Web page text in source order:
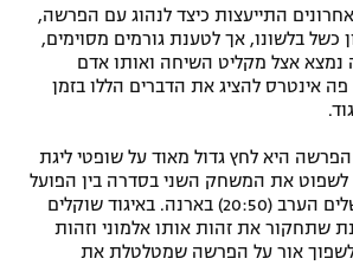
התייעצות כיצד לנהוג עם הפרשה,
כשל בלשונו, אך לטענת גורמים מסוימים,
אצל מקליט השיחה ואותו אדם
פה אינטרס להציג את הדברים הללו בזמן
היא לחץ גדול מאוד על שופטי ליגת
לשפוט את המשחק השני בסדרה בין הפועל
תל אביב להפועל ירושלים הערב (20:50) בארנה. באיגוד שוקלים
שתחקור את זהות אותו אלמוני וזהות
אור על הפרשה שמטלטלת את